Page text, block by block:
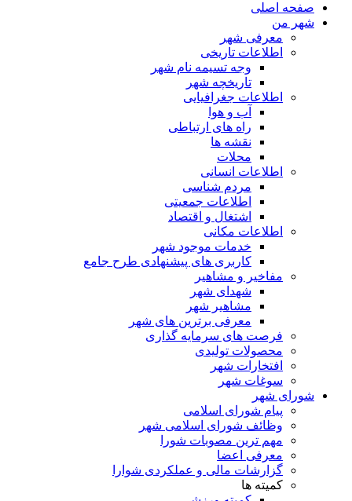
صفحه اصلی
شهر من
معرفی شهر
اطلاعات تاریخی
وجه تسیمه نام شهر
تاریخچه شهر
اطلاعات جغرافیایی
آب و هوا
راه های ارتباطی
نقشه ها
محلات
اطلاعات انسانی
مردم شناسی
اطلاعات جمعیتی
اشتغال و اقتصاد
اطلاعات مکانی
خدمات موجود شهر
کاربری های پیشنهادی طرح جامع
مفاخیر و مشاهیر
شهدای شهر
مشاهیر شهر
معرفی برترین های شهر
فرصت های سرمایه گذاری
محصولات تولیدی
افتخارات شهر
سوغات شهر
شورای شهر
پیام شورای اسلامی
وظائف شورای اسلامی شهر
مهم ترین مصوبات شورا
معرفی اعضا
گزارشات مالی و عملکردی شوارا
کمیته ها